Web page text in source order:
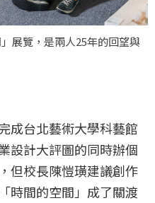
展覽，是兩人25年的回望與
成台北藝術大學科藝館
設計大評圖的同時辦個
但校長陳愷璜建議創作
時間的空間」成了關渡